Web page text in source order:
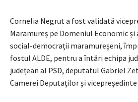
Cornelia Negrut a fost validată
Maramureș pe Domeniul Economic
social-democrații maramureșeni,
fostul ALDE, pentru a întări echipa
județean al PSD, deputatul Gabriel
Camerei Deputaților și